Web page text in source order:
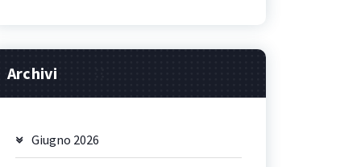
Archivi
Giugno 2026